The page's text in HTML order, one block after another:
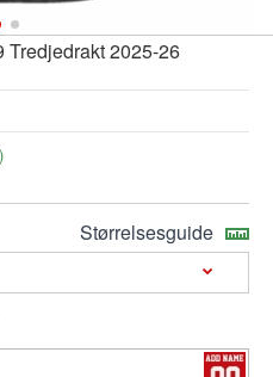
2025-26
)
Størrelsesguide